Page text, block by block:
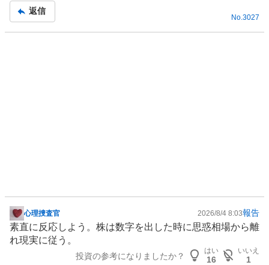
返信
No. 3027
掲
示
板
心理捜査官 2026/8/4 8:03報告
素直に反応しよう。株は数字を出した時に思惑相場から離
れ現実に従う。
投資の参考になりましたか？
はい
16
いいえ
1